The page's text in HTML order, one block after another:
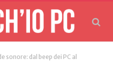
sonore: dal beep dei PC al